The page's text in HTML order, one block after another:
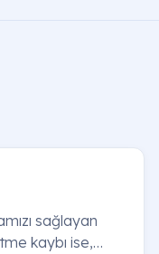
sağlayan
kaybı ise,